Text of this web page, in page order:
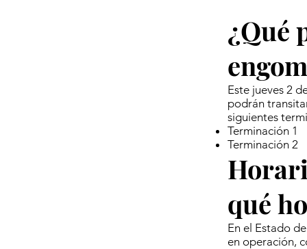
¿Qué
Este jueves 2
podrán
siguientes
Terminación 1
Terminación 2
qué
En el Estado
en operación,